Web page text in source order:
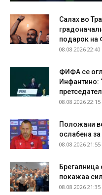
Салах во
подарок на
08.08.2026 22:40
ФИФА се
Инфантино:
08.08.2026 22:15
Положани
ослабена
08.08.2026 21:55
Брегалница
покажаа
08.08.2026 21:35